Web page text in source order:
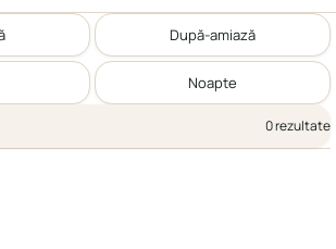
După-amiază
Noapte
0 rezultate